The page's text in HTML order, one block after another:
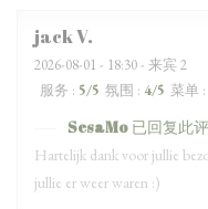
jackV
2026-08-01 - 18:30 - 来宾 2
服务 : 5/5 氛围 : 4/5 菜单 :
SesaMo 已回复此
Hartelijk dank voor jullie
jullie er weer waren :)